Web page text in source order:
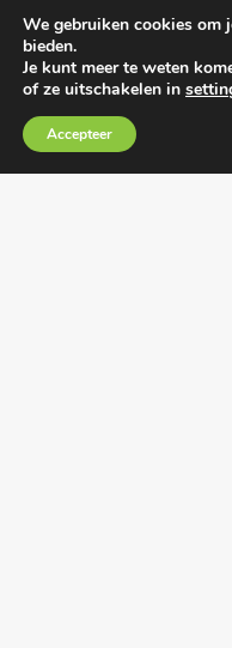
K.V.K. 59433124
IBAN
BTW NL853481817B01
BIC RABONL2U
We gebruiken cookies om
bieden.
Je kunt meer te weten
of ze uitschakelen in
Accepteer